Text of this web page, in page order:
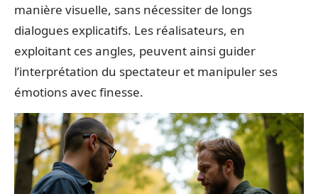
manière visuelle, sans nécessiter de longs
dialogues explicatifs. Les réalisateurs, en
exploitant ces angles, peuvent ainsi guider
l’interprétation du spectateur et manipuler ses
émotions avec finesse.